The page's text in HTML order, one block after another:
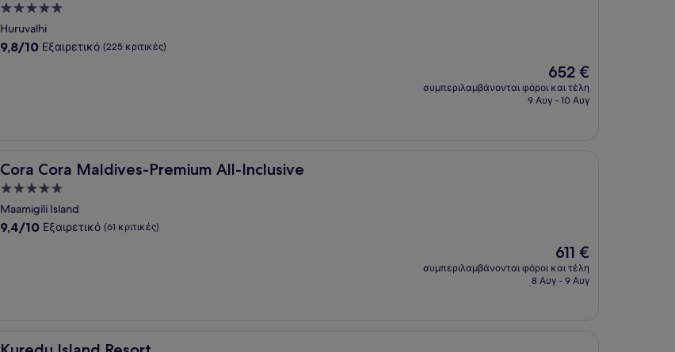
Κατάλυμα
με
5.0
Huruvalhi
9.8
9,8/10 Εξαιρετικό (225 κριτικές)
Η
τιμή
είναι
652 €
συμπεριλαμβάνονται φόροι και τέλη
9 Αυγ - 10 Αυγ
Cora Cora Maldives-Premium All-Inclusive
Cora Cora Maldives-Premium All-Inclusive
Κατάλυμα
με
5.0
Maamigili Island
9.4
9,4/10 Εξαιρετικό (61 κριτικές)
Η
τιμή
είναι
611 €
συμπεριλαμβάνονται φόροι και τέλη
8 Αυγ - 9 Αυγ
Kuredu Island Resort